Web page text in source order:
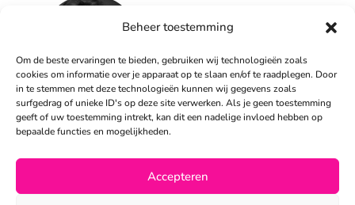
Beheer toestemming
Om de beste ervaringen te bieden, gebruiken wij technologieën zoals
cookies om informatie over je apparaat op te slaan en/of te raadplegen. Door
in te stemmen met deze technologieën kunnen wij gegevens zoals
surfgedrag of unieke ID's op deze site verwerken. Als je geen toestemming
geeft of uw toestemming intrekt, kan dit een nadelige invloed hebben op
bepaalde functies en mogelijkheden.
Accepteren
Sandra Peters:
06 – 26 050 230
info@alertpromotie.nl